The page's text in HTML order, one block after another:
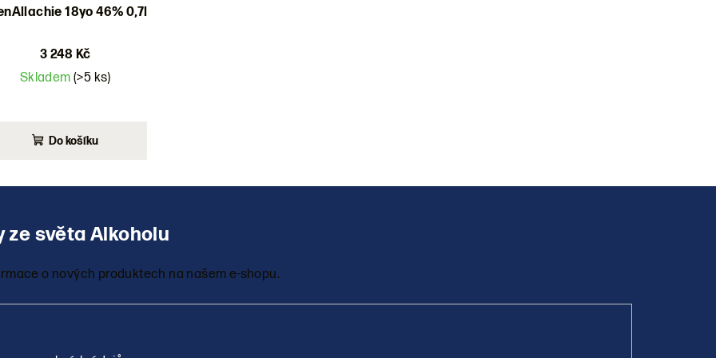
18yo 46% 0,7l
3 248 Kč
Skladem (>5 ks)
Do košíku
o nových produktech na našem e-shopu.